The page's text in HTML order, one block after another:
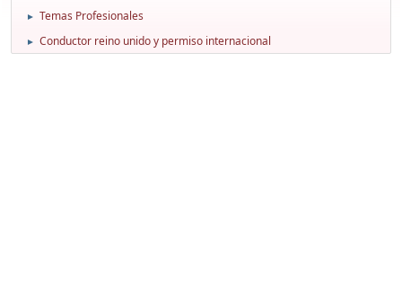
► Temas Profesionales
► Conductor reino unido y permiso internacional